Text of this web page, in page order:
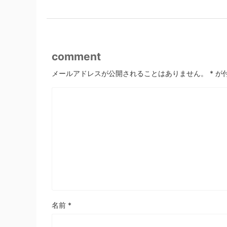
comment
メールアドレスが公開されることはありません。 * が
名前 *